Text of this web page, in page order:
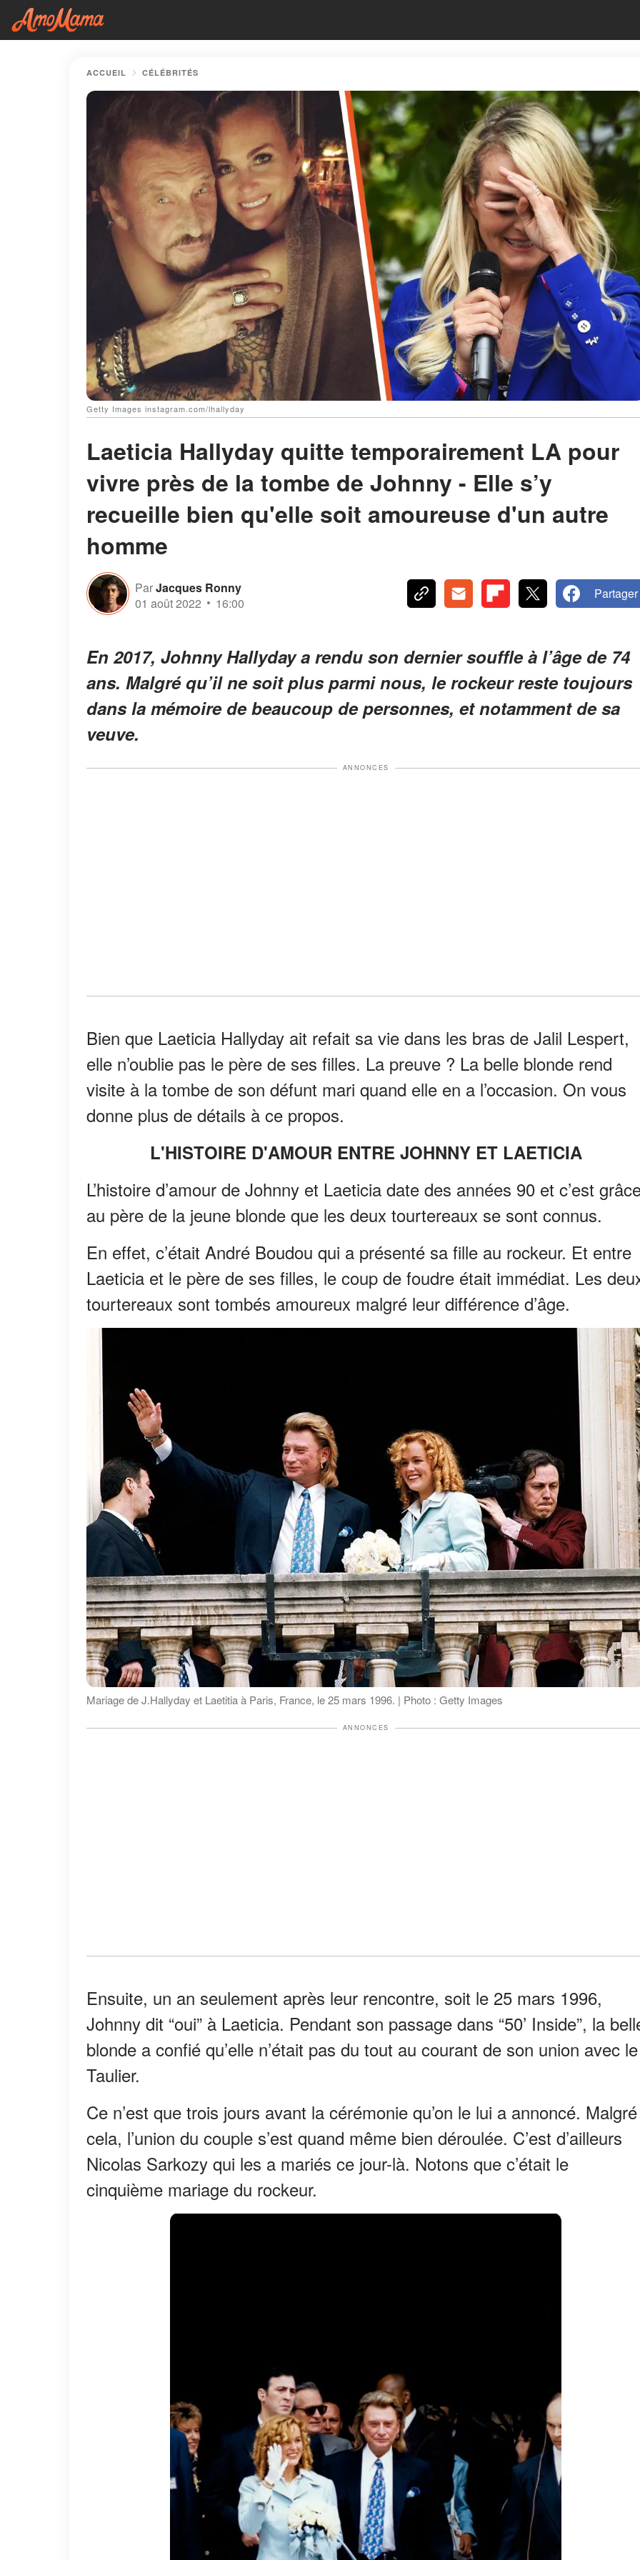
ACCUEIL CÉLÉBRITÉS
Getty Images instagram.com/lhallyday
Laeticia Hallyday quitte temporairement LA pour
vivre près de la tombe de Johnny - Elle s’y
recueille bien qu'elle soit amoureuse d'un autre
homme
ParJacques Ronny
01 août 2022
16:00
Partager
En 2017, Johnny Hallyday a rendu son dernier souffle à l’âge de 74
ans. Malgré qu’il ne soit plus parmi nous, le rockeur reste toujours
dans la mémoire de beaucoup de personnes, et notamment de sa
veuve.
ANNONCES
Bien que Laeticia Hallyday ait refait sa vie dans les bras de Jalil Lespert,
elle n’oublie pas le père de ses filles. La preuve ? La belle blonde rend
visite à la tombe de son défunt mari quand elle en a l’occasion. On vous
donne plus de détails à ce propos.
L'HISTOIRE D'AMOUR ENTRE JOHNNY ET LAETICIA
L’histoire d’amour de Johnny et Laeticia date des années 90 et c’est
au père de la jeune blonde que les deux tourtereaux se sont connus.
En effet, c’était André Boudou qui a présenté sa fille au rockeur. Et entre
Laeticia et le père de ses filles, le coup de foudre était immédiat. Les
tourtereaux sont tombés amoureux malgré leur différence d’âge.
Mariage de J.Hallyday et Laetitia à Paris, France, le 25 mars 1996. | Photo : Getty Images
ANNONCES
Ensuite, un an seulement après leur rencontre, soit le 25 mars 1996,
Johnny dit “oui” à Laeticia. Pendant son passage dans “50’ Inside”, la
blonde a confié qu’elle n’était pas du tout au courant de son union avec le
Taulier.
Ce n’est que trois jours avant la cérémonie qu’on le lui a annoncé. Malgré
cela, l’union du couple s’est quand même bien déroulée. C’est d’ailleurs
Nicolas Sarkozy qui les a mariés ce jour-là. Notons que c’était le
cinquième mariage du rockeur.